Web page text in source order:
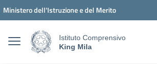
Vai ai contenuti
Vai al menu di navigazione
Vai al footer
Ministero dell'Istruzione e del Merito
Istituto Comprensivo
King Mila